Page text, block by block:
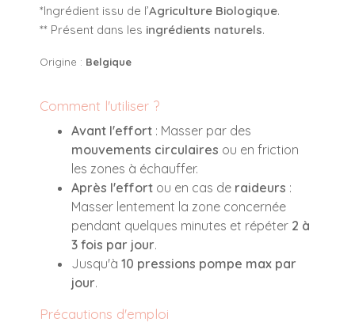
*Ingrédient issu de l’Agriculture Biologique.
** Présent dans les ingrédients naturels.
Origine : Belgique
Comment l'utiliser ?
Avant l'effort : Masser par des
mouvements circulaires ou en friction
les zones à échauffer.
Après l'effort ou en cas de raideurs :
Masser lentement la zone concernée
pendant quelques minutes et répéter 2 à
3 fois par jour.
Jusqu'à 10 pressions pompe max par
jour.
Précautions d'emploi